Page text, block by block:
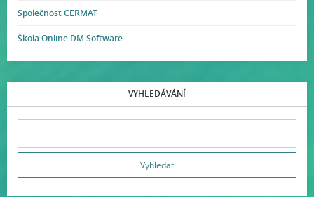
Společnost CERMAT
Škola Online DM Software
VYHLEDÁVÁNÍ